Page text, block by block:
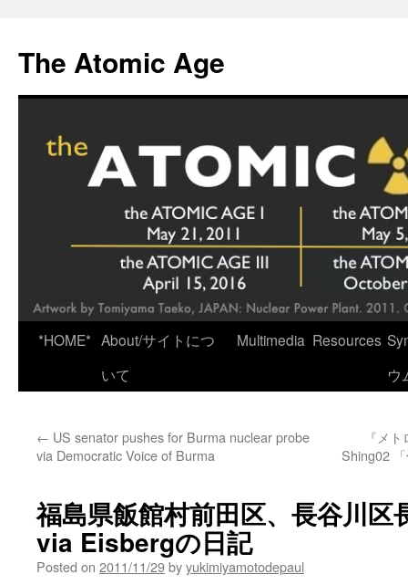
content
The Atomic Age
*HOME* About/サイトにつ
いて
Multimedia Resources
ウ
← US senator pushes for Burma nuclear probe
via Democratic Voice of Burma
『メ
Shing02
福島県飯館村前田区、長谷川
via Eisbergの日記
Posted on 2011/11/29byyukimiyamotodepaul